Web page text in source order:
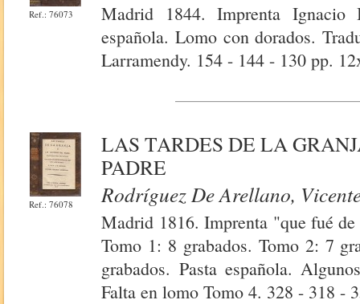
Ref.: 76073
Madrid 1844. Imprenta
española. Lomo con dorados.
Larramendy. 154 - 144 - 130 pp.
Ref.: 76078
LAS TARDES DE LA
PADRE
Rodríguez De Arellano,
Madrid 1816. Imprenta "que fué
Tomo 1: 8 grabados. Tomo 2: 7
grabados. Pasta española.
Falta en lomo Tomo 4. 328 - 318 -